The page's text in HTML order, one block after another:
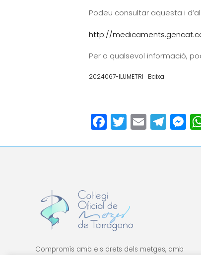
Podeu consultar aquesta i
http://
Per a qualsevol informació,
2024067-ILUMETRI Baixa
Facebook
Twitter
Email
Compromís amb els drets dels metges, amb